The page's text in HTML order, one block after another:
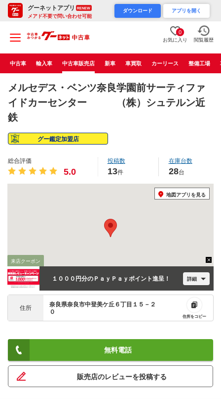
グーネットアプリ RENEW
メアド不要で問い合わせ可能
ダウンロード アプリを開く
0
お気に入り 閲覧履歴
中古車 輸入車 中古車販売店 新車 車買取 カーリース 整備工場
メルセデス・ベンツ奈良学園前サーティファ
イドカーセンター （株）シュテルン近
鉄
グー鑑定加盟店
総合評価
5.0
投稿数
13件
在庫台数
28台
来店クーポン
１０００円分のＰａｙＰａｙポイント進呈！ 詳細
地図アプリを見る
住所
奈良県奈良市中登美ケ丘６丁目１５－２
０
住所をコピー
無料電話
販売店のレビューを投稿する